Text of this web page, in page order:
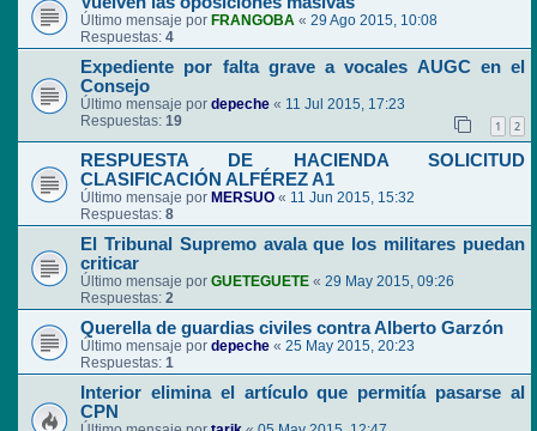
Último mensaje por FRANGOBA « 29 Ago 2015, 10:08
Respuestas: 4
Expediente por falta grave a vocales AUGC en el
Consejo
Último mensaje por depeche « 11 Jul 2015, 17:23
Respuestas: 19 1 2
RESPUESTA DE HACIENDA SOLICITUD
CLASIFICACIÓN ALFÉREZ A1
Último mensaje por MERSUO « 11 Jun 2015, 15:32
Respuestas: 8
El Tribunal Supremo avala que los militares puedan
criticar
Último mensaje por GUETEGUETE « 29 May 2015, 09:26
Respuestas: 2
Querella de guardias civiles contra Alberto Garzón
Último mensaje por depeche « 25 May 2015, 20:23
Respuestas: 1
Interior elimina el artículo que permitía pasarse al
CPN